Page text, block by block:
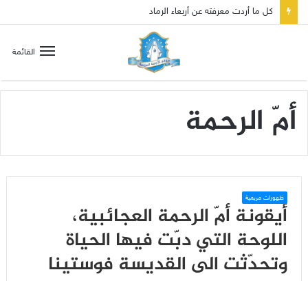
القائمة
أمّ الرحمة
ظهورات مريمية
أيقونة أمّ الرحمة العجائبية،
اللوحة التي دبّت فيها الحياة
وتحدّثت الى القديسة فوستينا